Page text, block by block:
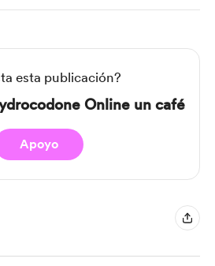
esta publicación?
Online un café
Apoyo